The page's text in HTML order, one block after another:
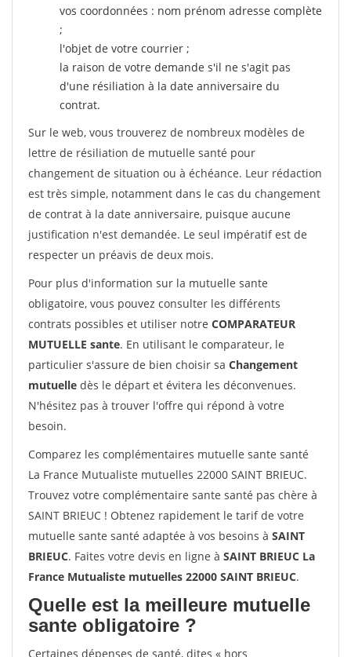
vos coordonnées : nom prénom adresse complète
;
l'objet de votre courrier ;
la raison de votre demande s'il ne s'agit pas
d'une résiliation à la date anniversaire du
contrat.
Sur le web, vous trouverez de nombreux modèles de
lettre de résiliation de mutuelle santé pour
changement de situation ou à échéance. Leur rédaction
est très simple, notamment dans le cas du changement
de contrat à la date anniversaire, puisque aucune
justification n'est demandée. Le seul impératif est de
respecter un préavis de deux mois.
Pour plus d'information sur la mutuelle sante
obligatoire, vous pouvez consulter les différents
contrats possibles et utiliser notre COMPARATEUR
MUTUELLE sante. En utilisant le comparateur, le
particulier s'assure de bien choisir sa Changement
mutuelle dès le départ et évitera les déconvenues.
N'hésitez pas à trouver l'offre qui répond à votre
besoin.
Comparez les complémentaires mutuelle sante santé
La France Mutualiste mutuelles 22000 SAINT BRIEUC.
Trouvez votre complémentaire sante santé pas chère à
SAINT BRIEUC ! Obtenez rapidement le tarif de votre
mutuelle sante santé adaptée à vos besoins à SAINT
BRIEUC. Faites votre devis en ligne à SAINT BRIEUC La
France Mutualiste mutuelles 22000 SAINT BRIEUC.
Quelle est la meilleure mutuelle
sante obligatoire ?
Certaines dépenses de santé, dites « hors